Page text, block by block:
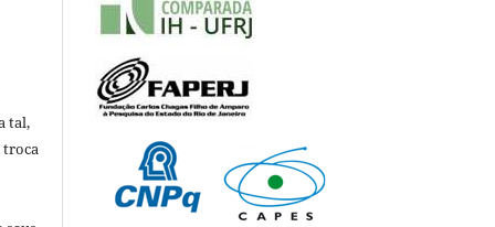
tal,
troca